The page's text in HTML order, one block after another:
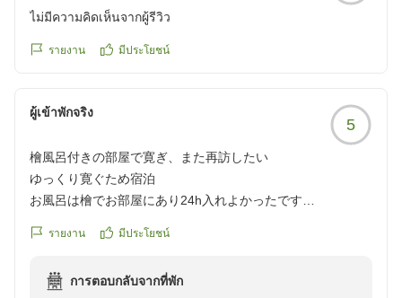
私どもにとりまして何よりの喜びでございます。
また、夜のお時間にはバーにて、ふふ京都オリジナルの
い出のひとつとなりましたことを嬉しく思います。
ご朝食につきましても、京料理の味わいや季節の趣をお
楽しみいただけたご様子に、料理長をはじめ調理スタッ
フも大変喜んでおります。
大切に努めてまいります。
ไม่มีความคิดเห็นจากผู้รีวิว
รายงาน มีประโยชน์
ผู้เข้าพักจริง
5
檜風呂付きの部屋で寛ぎ、また再訪したい
ゆっくり寛ぐため宿泊
お風呂は檜でお部屋にあり24h入れよかったです
冬にかけて再度伺いたいと思います
クチコミの詳細はこちらから
รายงาน มีประโยชน์
การตอบกลับจากที่พัก